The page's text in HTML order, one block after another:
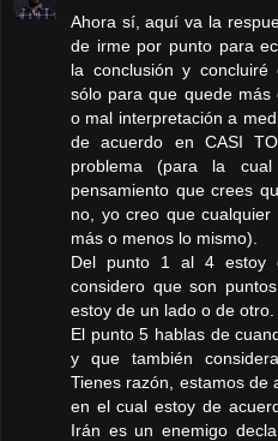
Ahora sí, aquí va la
de irme por punto para
la conclusión y
sólo para que quede más
o mal interpretación a
de acuerdo en CASI
problema (para la
pensamiento que crees
no, yo creo que
más o menos lo mismo).
Del punto 1 al 4 estoy
considero que son
estoy de un lado o de otro.
El punto 5 hablas de
y que también
Tienes razón, estamos de
en el cual estoy de
Irán es un enemigo